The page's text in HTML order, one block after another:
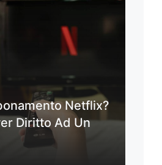
Netflix?
Diritto Ad Un